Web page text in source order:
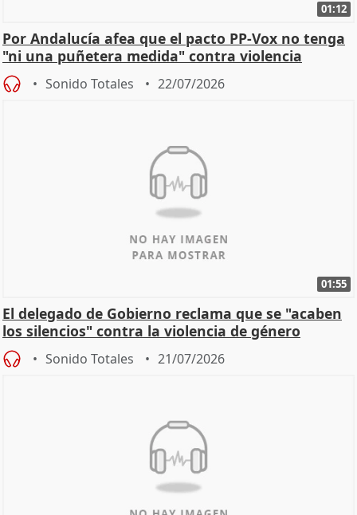
01:12
Por Andalucía afea que el pacto PP-Vox no tenga
"ni una puñetera medida" contra violencia
machista
Sonido Totales 22/07/2026
01:55
El delegado de Gobierno reclama que se "acaben
los silencios" contra la violencia de género
Sonido Totales 21/07/2026